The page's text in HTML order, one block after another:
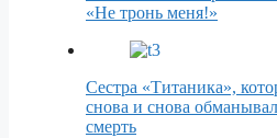
«Не тронь меня!»
Сестра «Титаника»,
снова и снова
смерть